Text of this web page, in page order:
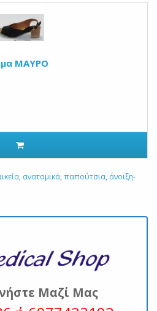
ΜΑΥΡΟ
, ανατομικά, παπούτσια, άνοιξη-
Μαζί Μας